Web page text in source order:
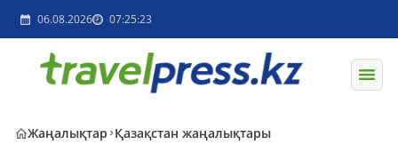
06.08.2026 07:25:23
Жаңалықтар Қазақстан жаңалықтары